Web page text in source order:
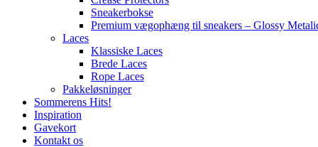
Sneakerbokse
Premium vægophæng til sneakers – Glossy
Laces
Klassiske Laces
Brede Laces
Rope Laces
Pakkeløsninger
Sommerens Hits!
Inspiration
Gavekort
Kontakt os